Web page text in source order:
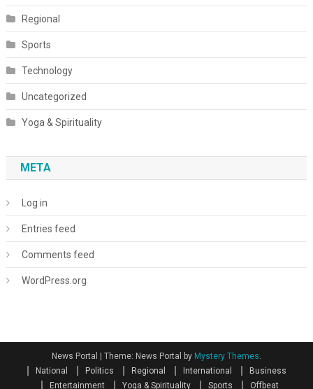
Regional
Sports
Technology
Uncategorized
Yoga & Spirituality
META
Log in
Entries feed
Comments feed
WordPress.org
News Portal Theme: News Portal by Mystery Themes.
National
Politics Regional International
Business
Entertainment
Yoga & Spirituality Sports Offbeat